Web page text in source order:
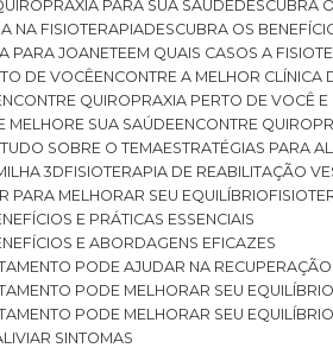
PARA SUA SAÚDE
DESCUBRA
NA FISIOTERAPIA
DESCUBRA OS
PARA JOANETE EM QUAIS CASOS A
DE VOCÊ ENCONTRE A MELHOR
ENCONTRE QUIROPRAXIA PERTO DE VOCÊ
MELHORE SUA SAÚDE ENCONTRE
SOBRE O TEMA ESTRATÉGIAS PARA
3D
FISIOTERAPIA DE REABILITAÇÃO
PARA MELHORAR SEU EQUILÍBRIO
E PRÁTICAS ESSENCIAIS
E ABORDAGENS EFICAZES
PODE AJUDAR NA RECUPERAÇÃO
PODE MELHORAR SEU
PODE MELHORAR SEU
SINTOMAS